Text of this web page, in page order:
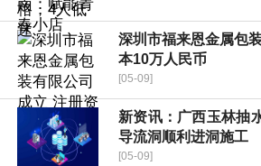
深圳市福来恩金属包
本10万人民币
[05-09]
新资讯：广西玉林抽
导流洞顺利进洞施工
[05-09]